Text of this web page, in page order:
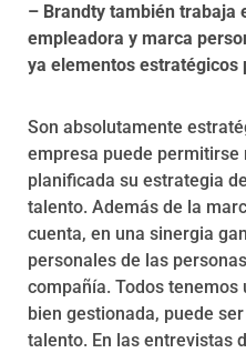
– Brandty también trabaja
empleadora y marca
ya elementos estratégicos
Son absolutamente
empresa puede
planificada su estrategia
talento. Además de la
cuenta, en una sinergia
personales de las
compañía. Todos tenemos
bien gestionada, puede
talento. En las entrevistas